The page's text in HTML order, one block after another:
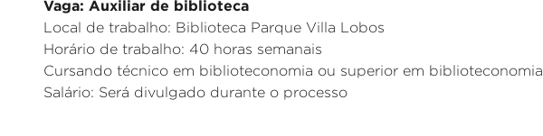
Vaga: Auxiliar de biblioteca
Local de trabalho: Biblioteca Parque Villa Lobos
Horário de trabalho: 40 horas semanais
Cursando técnico em biblioteconomia ou superior em biblioteconomia
Salário: Será divulgado durante o processo